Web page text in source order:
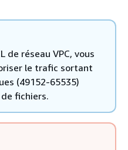
de réseau VPC, vous
le trafic sortant
(49152-65535)
fichiers.